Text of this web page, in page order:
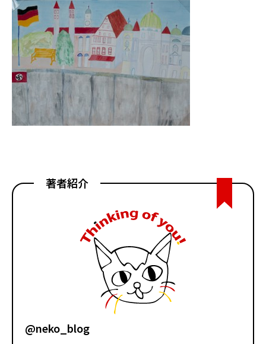
著者一覧
ライター募集
著者紹介
@neko_blog